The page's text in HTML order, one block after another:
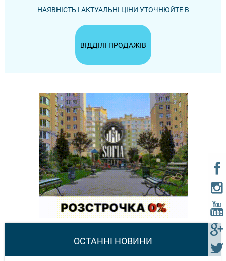
НАЯВНІСТЬ І АКТУАЛЬНІ ЦІНИ УТОЧНЮЙТЕ В
ВІДДІЛІ ПРОДАЖІВ
ОСТАННІ НОВИНИ